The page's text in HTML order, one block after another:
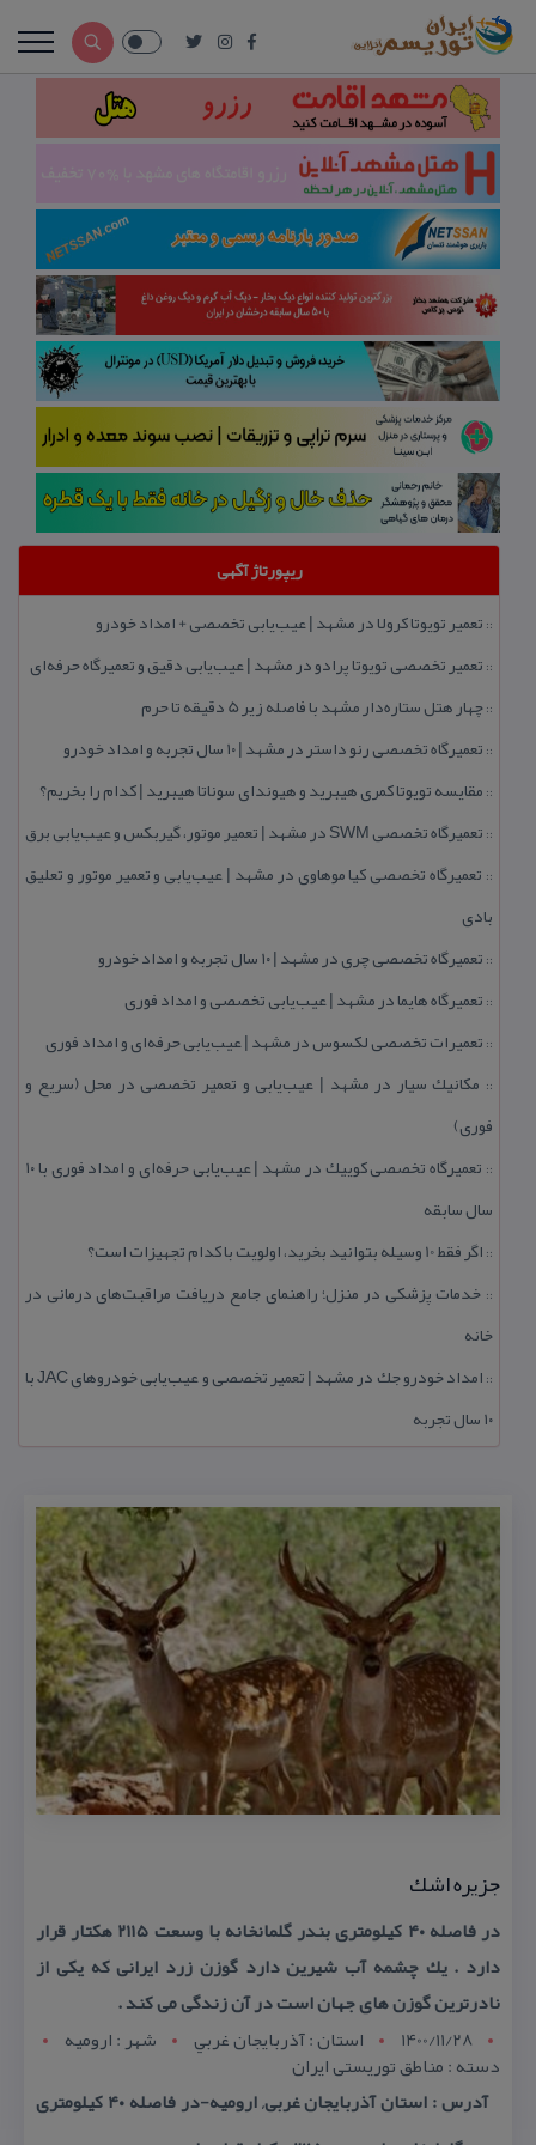
ریپورتاژ آگهی
:: تعمیر تویوتا كرولا در مشهد | عیب‌یابی تخصصی + امداد خودرو
:: تعمیر تخصصی تویوتا پرادو در مشهد | عیب‌یابی دقیق و تعمیرگاه حرفه‌ای
::چهار هتل‌ ستاره‌دار مشهد با فاصله زیر 5 دقیقه تا حرم
:: تعمیرگاه تخصصی رنو داستر در مشهد | ۱۰ سال تجربه و امداد خودرو
:: مقایسه تویوتا كمری هیبرید و هیوندای سوناتا هیبرید | كدام را بخریم؟
:: تعمیرگاه تخصصی SWM در مشهد | تعمیر موتور، گیربكس و عیب‌یابی برق
:: تعمیرگاه تخصصی كیا موهاوی در مشهد | عیب‌یابی و تعمیر موتور و تعلیق
بادی
:: تعمیرگاه تخصصی چری در مشهد | ۱۰ سال تجربه و امداد خودرو
:: تعمیرگاه هایما در مشهد | عیب‌یابی تخصصی و امداد فوری
:: تعمیرات تخصصی لكسوس در مشهد | عیب‌یابی حرفه‌ای و امداد فوری
:: مكانیك سیار در مشهد | عیب‌یابی و تعمیر تخصصی در محل (سریع و
فوری)
::
تعمیرگاه تخصصی كوییك در مشهد | عیب‌یابی حرفه‌ای و امداد فوری با ۱۰
سال سابقه
:: اگر فقط 10 وسیله بتوانید بخرید، اولویت با كدام تجهیزات است؟
:: خدمات پزشكی در منزل؛ راهنمای جامع دریافت مراقبت‌های درمانی در
خانه
::
امداد خودرو جك در مشهد | تعمیر تخصصی و عیب‌یابی خودروهای JAC با
۱۰ سال تجربه
جزیره اشك
در فاصله ۴۰ كیلومتری بندر گلمانخانه با وسعت ۲۱۱۵ هكتار قرار
دارد . یك چشمه آب شیرین دارد گوزن زرد ایرانی كه یكی از
نادرترین گوزن های جهان است در آن زندگی می كند .
1400/11/28
استان : آذربايجان غربي شهر : اروميه
دسته : مناطق توریستی ایران
آدرس : استان آذربایجان غربی, ارومیه-در فاصله ۴۰ كیلومتری